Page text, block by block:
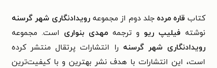
کتاب قاره مرده جلد دوم از مجموعه رویدادنگاری شهر گرسنه
نوشته فیلیپ ریو و ترجمه مهدی بنواری است. مجموعه
رویدادنگاری شهر گرسنه را انتشارات پرتقال منتشر کرده
است، این انتشارات با هدف نشر بهترین و با کیفیت‌ترین